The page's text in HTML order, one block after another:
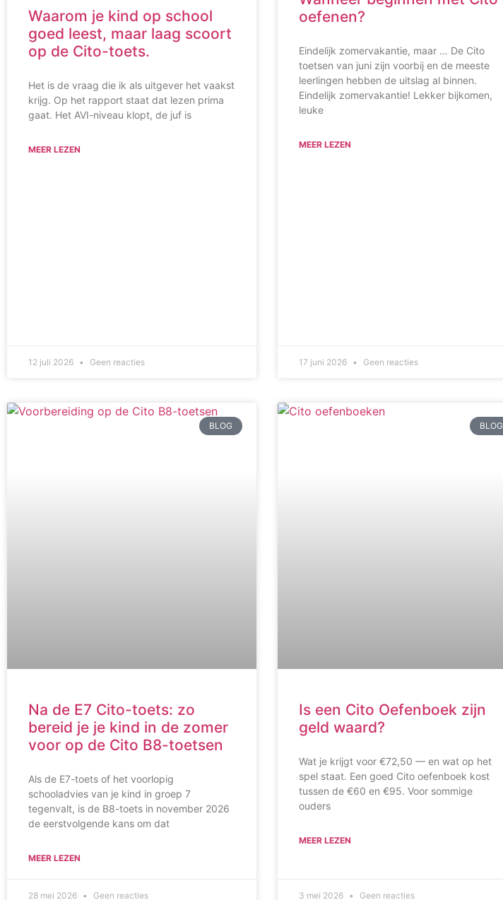
Waarom je kind op school
goed leest, maar laag scoort
op de Cito-toets.
Het is de vraag die ik als uitgever het vaakst
krijg. Op het rapport staat dat lezen prima
gaat. Het AVI-niveau klopt, de juf is
MEER LEZEN
12 juli 2026 Geen reacties
oefenen?
Eindelijk zomervakantie, maar … De Cito
toetsen van juni zijn voorbij en de meeste
leerlingen hebben de uitslag al binnen.
Eindelijk zomervakantie! Lekker bijkomen,
leuke
MEER LEZEN
17 juni 2026 Geen reacties
BLOG
Na de E7 Cito-toets: zo
bereid je je kind in de zomer
voor op de Cito B8-toetsen
Als de E7-toets of het voorlopig
schooladvies van je kind in groep 7
tegenvalt, is de B8-toets in november 2026
de eerstvolgende kans om dat
MEER LEZEN
28 mei 2026 Geen reacties
BLOG
Is een Cito Oefenboek zijn
geld waard?
Wat je krijgt voor €72,50 — en wat op het
spel staat. Een goed Cito oefenboek kost
tussen de €60 en €95. Voor sommige
ouders
MEER LEZEN
3 mei 2026 Geen reacties